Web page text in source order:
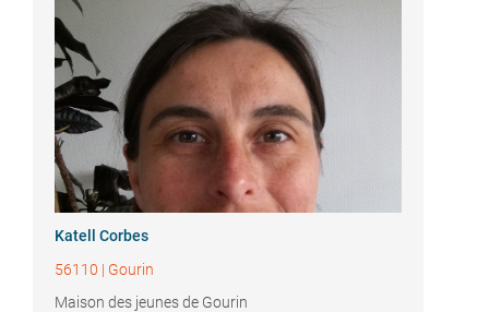
Katell Corbes
56110 | Gourin
Maison des jeunes de Gourin